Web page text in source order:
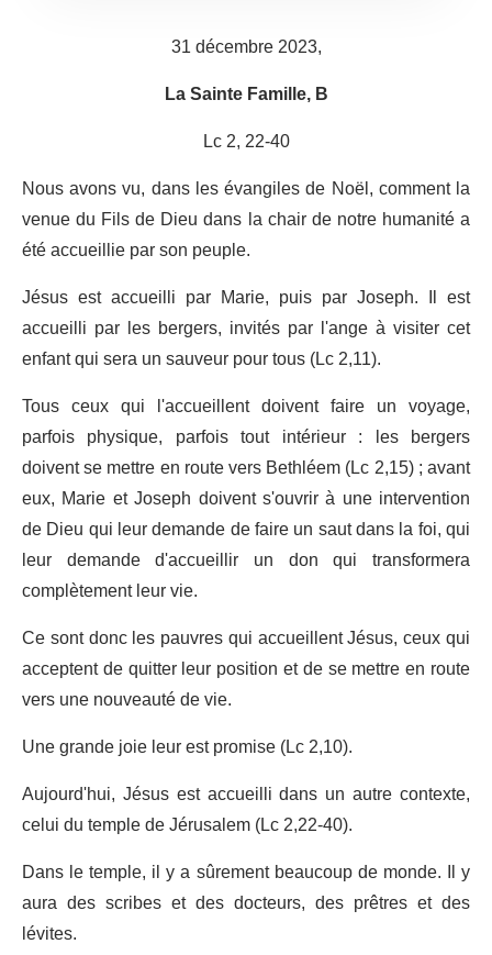
31 décembre 2023,
La Sainte Famille, B
Lc 2, 22-40
Nous avons vu, dans les évangiles de Noël, comment la
venue du Fils de Dieu dans la chair de notre humanité a
été accueillie par son peuple.
Jésus est accueilli par Marie, puis par Joseph. Il est
accueilli par les bergers, invités par l'ange à visiter cet
enfant qui sera un sauveur pour tous (Lc 2,11).
Tous ceux qui l'accueillent doivent faire un voyage,
parfois physique, parfois tout intérieur : les bergers
doivent se mettre en route vers Bethléem (Lc 2,15) ; avant
eux, Marie et Joseph doivent s'ouvrir à une intervention
de Dieu qui leur demande de faire un saut dans la foi, qui
leur demande d'accueillir un don qui transformera
complètement leur vie.
Ce sont donc les pauvres qui accueillent Jésus, ceux qui
acceptent de quitter leur position et de se mettre en route
vers une nouveauté de vie.
Une grande joie leur est promise (Lc 2,10).
Aujourd'hui, Jésus est accueilli dans un autre contexte,
celui du temple de Jérusalem (Lc 2,22-40).
Dans le temple, il y a sûrement beaucoup de monde. Il y
aura des scribes et des docteurs, des prêtres et des
lévites.